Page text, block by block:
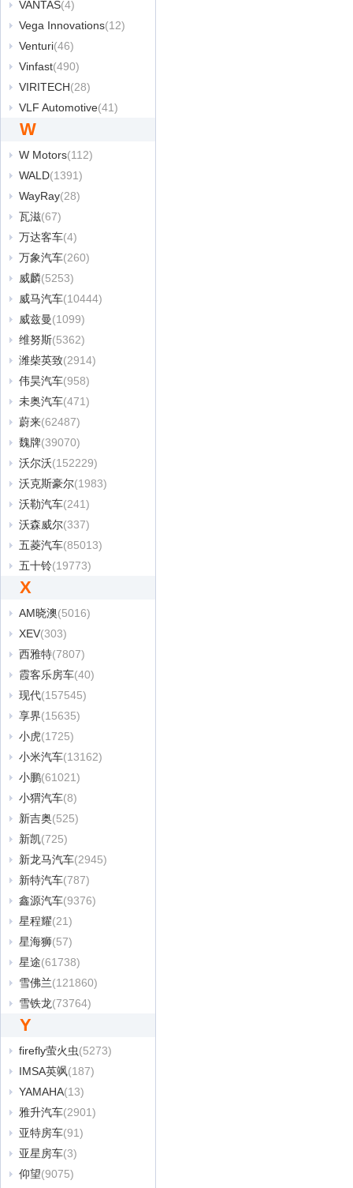
VANTAS(4)
Vega Innovations(12)
Venturi(46)
Vinfast(490)
VIRITECH(28)
VLF Automotive(41)
W
W Motors(112)
WALD(1391)
WayRay(28)
瓦滋(67)
万达客车(4)
万象汽车(260)
威麟(5253)
威马汽车(10444)
威兹曼(1099)
维努斯(5362)
潍柴英致(2914)
伟昊汽车(958)
未奥汽车(471)
蔚来(62487)
魏牌(39070)
沃尔沃(152229)
沃克斯豪尔(1983)
沃勒汽车(241)
沃森威尔(337)
五菱汽车(85013)
五十铃(19773)
X
AM晓澳(5016)
XEV(303)
西雅特(7807)
霞客乐房车(40)
现代(157545)
享界(15635)
小虎(1725)
小米汽车(13162)
小鹏(61021)
小猬汽车(8)
新吉奥(525)
新凯(725)
新龙马汽车(2945)
新特汽车(787)
鑫源汽车(9376)
星程耀(21)
星海狮(57)
星途(61738)
雪佛兰(121860)
雪铁龙(73764)
Y
firefly萤火虫(5273)
IMSA英飒(187)
YAMAHA(13)
雅升汽车(2901)
亚特房车(91)
亚星房车(3)
仰望(9075)